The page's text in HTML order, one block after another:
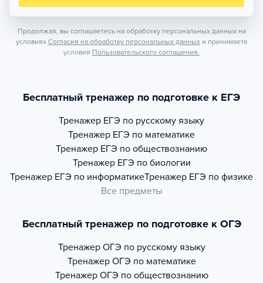
Продолжая, вы соглашаетесь на обработку персональных данных на
условиях Согласия на обработку персональных данных и принимаете
условия Пользовательского соглашения.
Бесплатный тренажер по подготовке к ЕГЭ
Тренажер ЕГЭ по русскому языку
Тренажер ЕГЭ по математике
Тренажер ЕГЭ по обществознанию
Тренажер ЕГЭ по биологии
Тренажер ЕГЭ по информатикеТренажер ЕГЭ по физике
Все предметы
Бесплатный тренажер по подготовке к ОГЭ
Тренажер ОГЭ по русскому языку
Тренажер ОГЭ по математике
Тренажер ОГЭ по обществознанию